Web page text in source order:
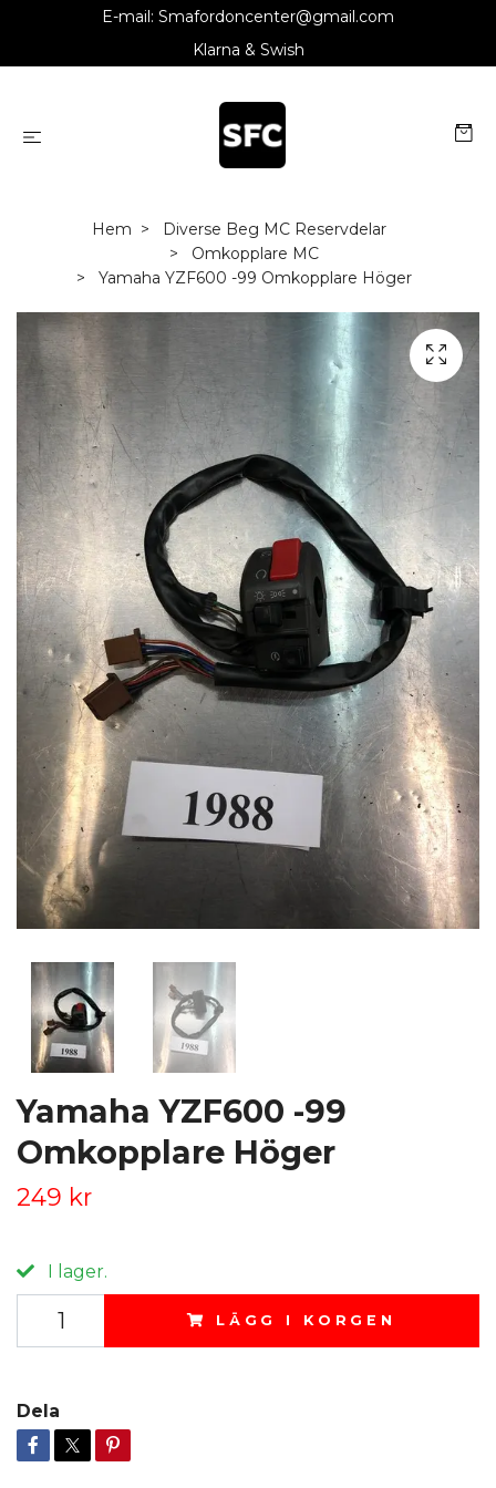
E-mail: Smafordoncenter@gmail.com
Klarna & Swish
Hem
Diverse Beg MC Reservdelar
Omkopplare MC
Yamaha YZF600 -99 Omkopplare Höger
Yamaha YZF600 -99
Omkopplare Höger
249 kr
I lager.
LÄGG I KORGEN
Dela